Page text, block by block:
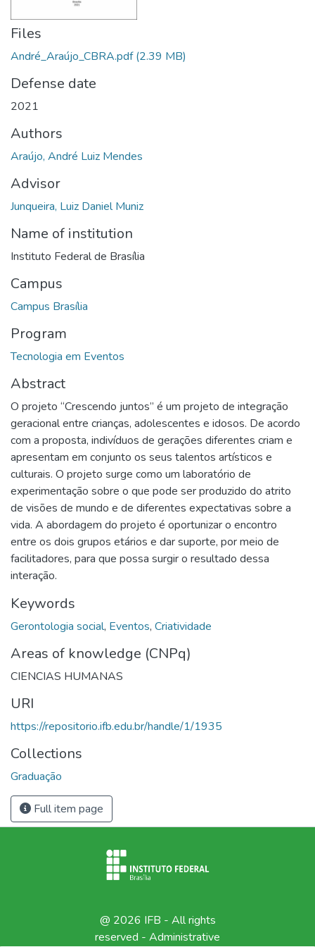
Files
André_Araújo_CBRA.pdf(2.39 MB)
Defense date
2021
Authors
Araújo, André Luiz Mendes
Advisor
Junqueira, Luiz Daniel Muniz
Name of institution
Instituto Federal de Brasília
Campus
Campus Brasília
Program
Tecnologia em Eventos
Abstract
O projeto “Crescendo juntos” é um projeto de integração
geracional entre crianças, adolescentes e idosos. De acordo
com a proposta, indivíduos de gerações diferentes criam e
apresentam em conjunto os seus talentos artísticos e
culturais. O projeto surge como um laboratório de
experimentação sobre o que pode ser produzido do atrito
de visões de mundo e de diferentes expectativas sobre a
vida. A abordagem do projeto é oportunizar o encontro
entre os dois grupos etários e dar suporte, por meio de
facilitadores, para que possa surgir o resultado dessa
interação.
Keywords
Gerontologia social, Eventos, Criatividade
Areas of knowledge (CNPq)
CIENCIAS HUMANAS
URI
https://repositorio.ifb.edu.br/handle/1/1935
Collections
Graduação
Full item page
@ 2026 IFB - All rights
reserved - Administrative